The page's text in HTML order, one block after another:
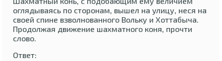
оглядываясь по сторонам, вышел на улицу, неся на
своей спине взволнованного Вольку и Хоттабыча.
Продолжая движение шахматного коня, прочти
слово.
Ответ: